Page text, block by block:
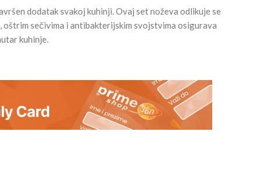
dodatak svakoj kuhinji. Ovaj set noževa odlikuje se
oštrim sečivima i antibakterijskim svojstvima osigurava
kuhinje.